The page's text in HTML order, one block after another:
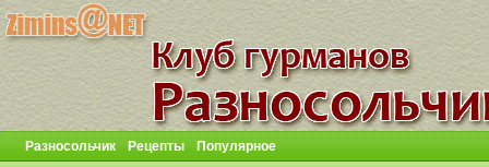
Разносольчик Рецепты Популярное